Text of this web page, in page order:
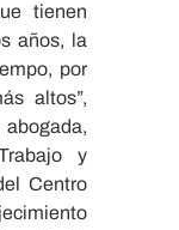
tienen
años, la
por
altos”,
y
Centro